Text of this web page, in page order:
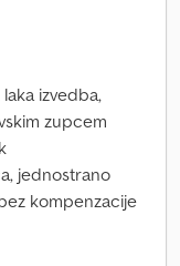
izvedba,
zupcem
jednostrano
kompenzacije